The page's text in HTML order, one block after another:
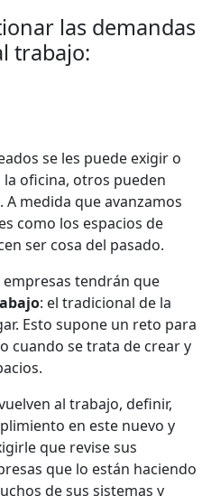
las demandas
trabajo:
se les puede exigir o
oficina, otros pueden
medida que avanzamos
como los espacios de
ser cosa del pasado.
tendrán que
: el tradicional de la
Esto supone un reto para
cuando se trata de crear y
al trabajo, definir,
en este nuevo y
que revise sus
que lo están haciendo
de sus sistemas y